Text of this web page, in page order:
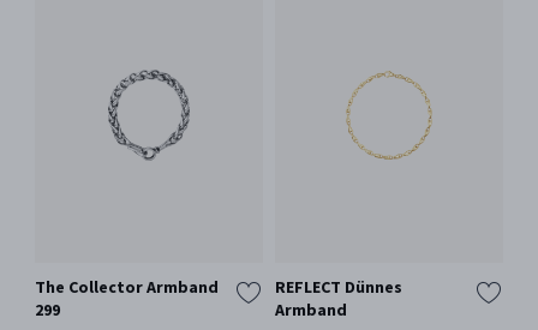
The Collector Armband
299
REFLECT Dünnes
Armband